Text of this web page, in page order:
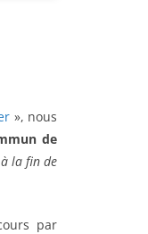
», nous
de
la fin de
par